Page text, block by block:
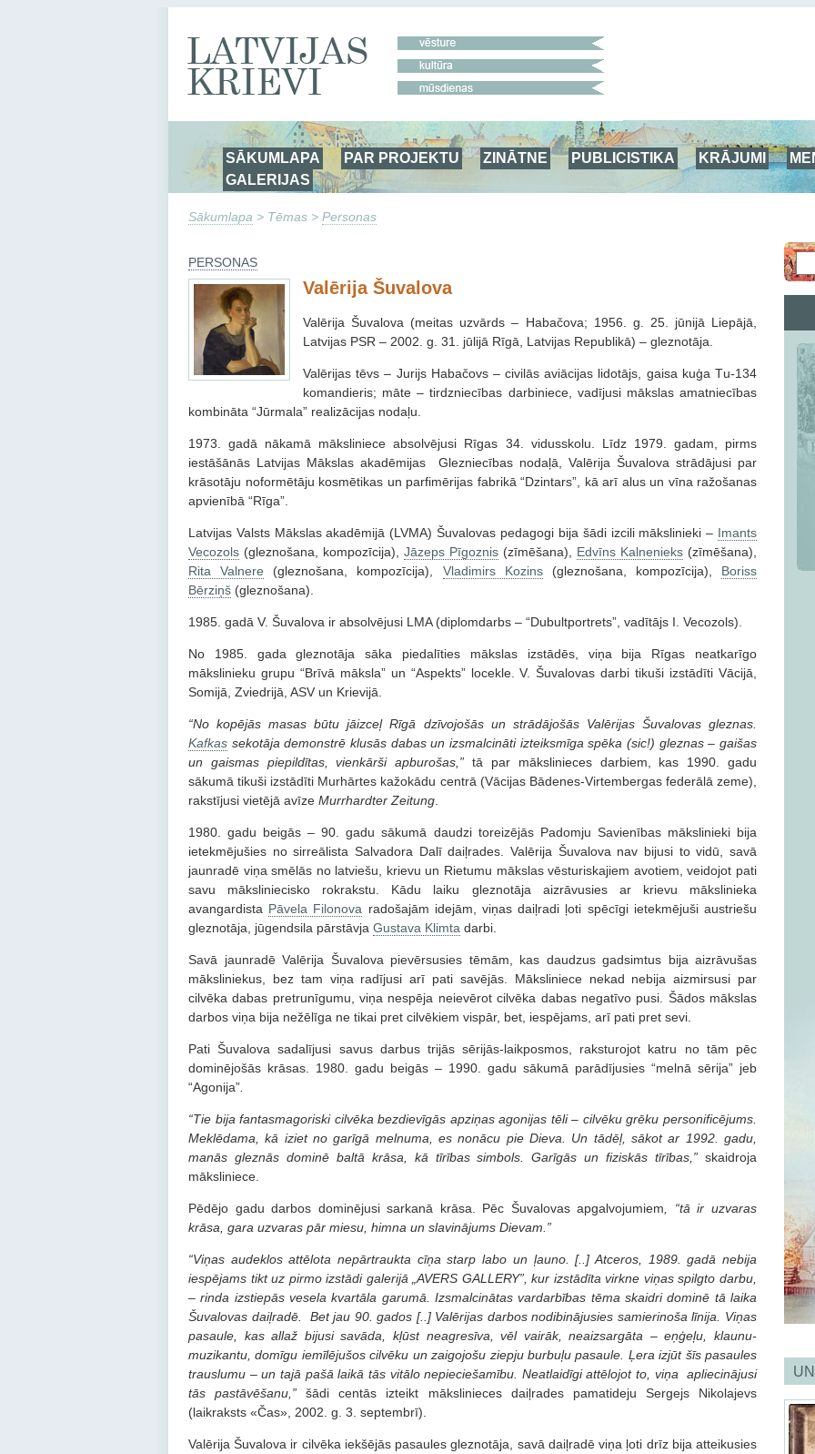
SĀKUMLAPA PAR PROJEKTU ZINĀTNE PUBLICISTIKA KRĀJUMI
GALERIJAS
Sākumlapa > Tēmas > Personas
PERSONAS
Valērija Šuvalova
Valērija Šuvalova (meitas uzvārds – Habačova; 1956. g. 25. jūnijā Liepājā,
Latvijas PSR – 2002. g. 31. jūlijā Rīgā, Latvijas Republikā) – gleznotāja.
Valērijas tēvs – Jurijs Habačovs – civilās aviācijas lidotājs, gaisa kuģa Тu-134
komandieris; māte – tirdzniecības darbiniece, vadījusi mākslas amatniecības
kombināta “Jūrmala” realizācijas nodaļu.
1973. gadā nākamā māksliniece absolvējusi Rīgas 34. vidusskolu. Līdz 1979. gadam, pirms
iestāšānās Latvijas Mākslas akadēmijas Glezniecības nodaļā, Valērija Šuvalova strādājusi par
krāsotāju noformētāju kosmētikas un parfimērijas fabrikā “Dzintars”, kā arī alus un vīna ražošanas
apvienībā “Rīga”.
Latvijas Valsts Mākslas akadēmijā (LVMA) Šuvalovas pedagogi bija šādi izcili mākslinieki – Imants
Vecozols (gleznošana, kompozīcija), Jāzeps Pīgoznis (zīmēšana), Edvīns Kalnenieks (zīmēšana),
Rita Valnere (gleznošana, kompozīcija), Vladimirs Kozins(gleznošana, kompozīcija), Boriss
Bērziņš (gleznošana).
1985. gadā V. Šuvalova ir absolvējusi LMA (diplomdarbs – “Dubultportrets”, vadītājs I. Vecozols).
No 1985. gada gleznotāja sāka piedalīties mākslas izstādēs, viņa bija Rīgas neatkarīgo
mākslinieku grupu “Brīvā māksla” un “Aspekts” locekle. V. Šuvalovas darbi tikuši izstādīti Vācijā,
Somijā, Zviedrijā, ASV un Krievijā.
“No kopējās masas būtu jāizceļ Rīgā dzīvojošās un strādājošās Valērijas Šuvalovas gleznas.
Kafkas sekotāja demonstrē klusās dabas un izsmalcināti izteiksmīga spēka (sic!) gleznas – gaišas
un gaismas piepildītas, vienkārši apburošas,”tā par mākslinieces darbiem, kas 1990. gadu
sākumā tikuši izstādīti Murhārtes kažokādu centrā (Vācijas Bādenes-Virtembergas federālā zeme),
rakstījusi vietējā avīze Murrhardter Zeitung
1980. gadu beigās – 90. gadu sākumā daudzi toreizējās Padomju Savienības mākslinieki bija
ietekmējušies no sirreālista Salvadora Dalī daiļrades. Valērija Šuvalova nav bijusi to vidū, savā
jaunradē viņa smēlās no latviešu, krievu un Rietumu mākslas vēsturiskajiem avotiem, veidojot pati
savu māksliniecisko rokrakstu. Kādu laiku gleznotāja aizrāvusies ar krievu mākslinieka
avangardista Pāvela Filonova radošajām idejām, viņas daiļradi ļoti spēcīgi ietekmējuši austriešu
gleznotāja, jūgendsila pārstāvja Gustava Klimta darbi.
Savā jaunradē Valērija Šuvalova pievērsusies tēmām, kas daudzus gadsimtus bija aizrāvušas
māksliniekus, bez tam viņa radījusi arī pati savējās. Māksliniece nekad nebija aizmirsusi par
cilvēka dabas pretrunīgumu, viņa nespēja neievērot cilvēka dabas negatīvo pusi. Šādos mākslas
darbos viņa bija nežēlīga ne tikai pret cilvēkiem vispār, bet, iespējams, arī pati pret sevi.
Pati Šuvalova sadalījusi savus darbus trijās sērijās-laikposmos, raksturojot katru no tām pēc
dominējošās krāsas. 1980. gadu beigās – 1990. gadu sākumā parādījusies “melnā sērija” jeb
“Agonija”
“Tie bija fantasmagoriski cilvēka bezdievīgās apziņas agonijas tēli – cilvēku grēku personificējums.
Meklēdama, kā iziet no garīgā melnuma, es nonācu pie Dieva. Un tādēļ, sākot ar 1992. gadu,
manās gleznās dominē baltā krāsa, kā tīrības simbols. Garīgās un fiziskās tīrības,” skaidroja
māksliniece.
Pēdējo gadu darbos dominējusi sarkanā krāsa. Pēc Šuvalovas apgalvojumiem
“tā ir uzvaras
krāsa, gara uzvaras pār miesu, himna un slavinājums Dievam.”
“Viņas audeklos attēlota nepārtraukta cīņa starp labo un ļauno. [..] Atceros, 1989. gadā nebija
iespējams tikt uz pirmo izstādi galerijā „AVERS GALLERY”,kur izstādīta virkne viņas spilgto darbu,
– rinda izstiepās vesela kvartāla garumā .Izsmalcinātas vardarbības tēma skaidri dominē tā laika
Šuvalovas daiļradē. Bet jau 90.gados [..] Valērijas darbos nodibinājusies samierinoša līnija. Viņas
pasaule, kas allaž bijusi savāda, kļūst neagresīva, vēl vairāk, neaizsargāta – eņģeļu, klaunu-
muzikantu, domīgu iemīlējušos cilvēku un zaigojošu ziepju burbuļu pasaule. Ļera izjūt šīs pasaules
trauslumu – un tajā pašā laikā tās vitālo nepieciešamību. Neatlaidīgi attēlojot to, viņa apliecinājusi
tās pastāvēšanu,”šādi centās izteikt mākslinieces daiļrades pamatideju Sergejs Nikolajevs
(laikraksts «Čas», 2002. g. 3. septembrī).
Valērija Šuvalova ir cilvēka iekšējās pasaules gleznotāja, savā daiļradē viņa ļoti drīz bija atteikusies